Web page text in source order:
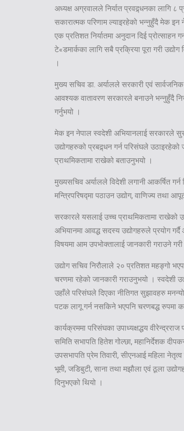
अध्यक्ष अग्रवालले निर्यात प्रवद्र्धनका लागि
सकारात्मक परिणाम ल्याइरहेको भन्नुहुँदै मेक
एक प्रतिशत निर्यातमा अनुदान दिई
टे«डमार्कका लागि सबै प्रक्रिया पूरा गरी
।
मुख्य सचिव डा. अर्यालले सरकारी एवं
आवश्यक वातावरण सरकारले बनाउने भन्नुहुँदै
गर्नुभयो ।
मेक इन नेपाल स्वदेशी अभियानलाई सरकारले
उद्योगहरुको प्रबद्र्धन गर्न परिसंघले
प्राथमिकतामा राखेको बताउनुभयो ।
मुख्यसचिव अर्यालले विदेशी लगानी आकर्षित गर्न
मन्त्रिपरिषद्मा पठाउन उद्योग, वाणिज्य तथा
सरकारले यसलाई उच्च प्राथमिकतामा राखेको
अभियानमा आवद्ध सदस्य उद्योगहरुले प्रयोग
विषयमा आम उपभोक्तालाई जानकारी गराउने
उद्योग सचिव निरौलाले २० प्रतिशत महङ्गो
चरणमा रहेको जानकारी गराउनुभयो । स्वदेशी
उहाँले परिसंघले दिएका नीतिगत सुझावहरु
पटक लागू गर्न नसकिने भएपनि चरणबद्ध रुपमा
कार्यक्रममा परिसंघका उपाध्यक्षद्धय
समिति सभापति हितेश गोल्छा, महानिर्देशक
उपसभापति प्रेम तिवारी, सीएनआई महिला
भूमी, जडिबुटी, साना तथा मझौला एवं ठूला
दिनुभएको थियो ।